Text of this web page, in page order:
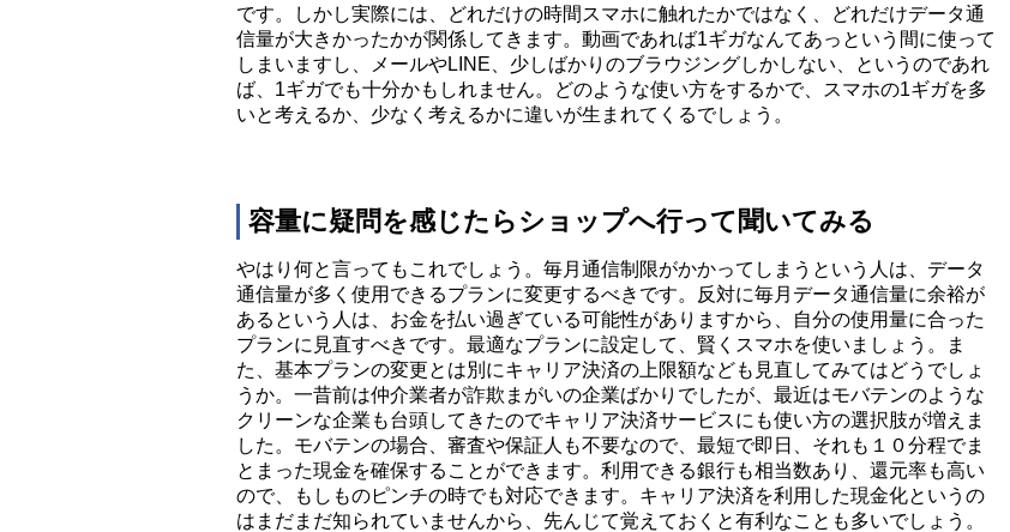
です。しかし実際には、どれだけの時間スマホに触れたかではなく、どれだけデータ通
信量が大きかったかが関係してきます。動画であれば1ギガなんてあっという間に使って
しまいますし、メールやLINE、少しばかりのブラウジングしかしない、というのであれ
ば、1ギガでも十分かもしれません。どのような使い方をするかで、スマホの1ギガを多
いと考えるか、少なく考えるかに違いが生まれてくるでしょう。
容量に疑問を感じたらショップへ行って聞いてみる
やはり何と言ってもこれでしょう。毎月通信制限がかかってしまうという人は、データ
通信量が多く使用できるプランに変更するべきです。反対に毎月データ通信量に余裕が
あるという人は、お金を払い過ぎている可能性がありますから、自分の使用量に合った
プランに見直すべきです。最適なプランに設定して、賢くスマホを使いましょう。ま
た、基本プランの変更とは別にキャリア決済の上限額なども見直してみてはどうでしょ
うか。一昔前は仲介業者が詐欺まがいの企業ばかりでしたが、最近はモバテンのような
クリーンな企業も台頭してきたのでキャリア決済サービスにも使い方の選択肢が増えま
した。モバテンの場合、審査や保証人も不要なので、最短で即日、それも１０分程でま
とまった現金を確保することができます。利用できる銀行も相当数あり、還元率も高い
ので、もしものピンチの時でも対応できます。キャリア決済を利用した現金化というの
はまだまだ知られていませんから、先んじて覚えておくと有利なことも多いでしょう。